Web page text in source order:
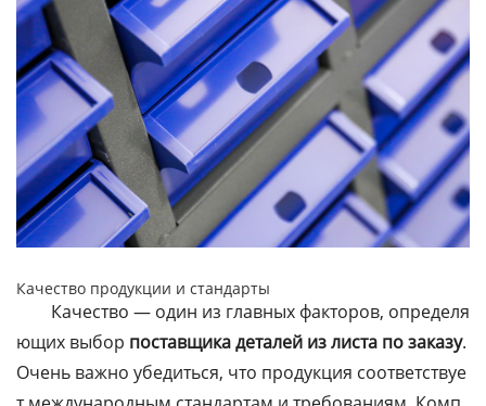
Качество продукции и стандарты
Качество — один из главных факторов, определя
ющих выбор поставщика деталей из листа по заказу.
Очень важно убедиться, что продукция соответствуе